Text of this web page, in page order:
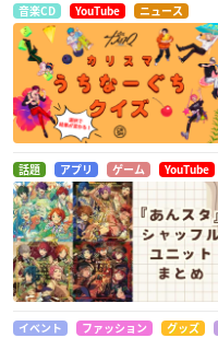
音楽CD YouTube ニュース
話題 アプリ ゲーム YouTube
イベント ファッション グッズ